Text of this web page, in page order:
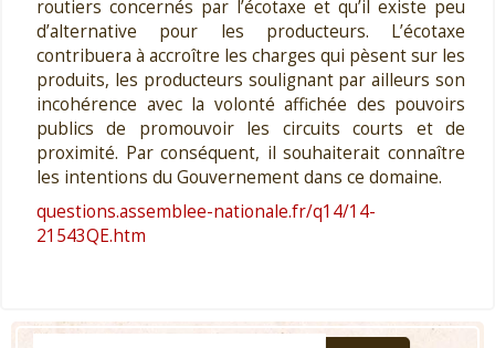
routiers concernés par l’écotaxe et qu’il existe peu
d’alternative pour les producteurs. L’écotaxe
contribuera à accroître les charges qui pèsent sur les
produits, les producteurs soulignant par ailleurs son
incohérence avec la volonté affichée des pouvoirs
publics de promouvoir les circuits courts et de
proximité. Par conséquent, il souhaiterait connaître
les intentions du Gouvernement dans ce domaine.
questions.assemblee-nationale.fr/q14/14-
21543QE.htm